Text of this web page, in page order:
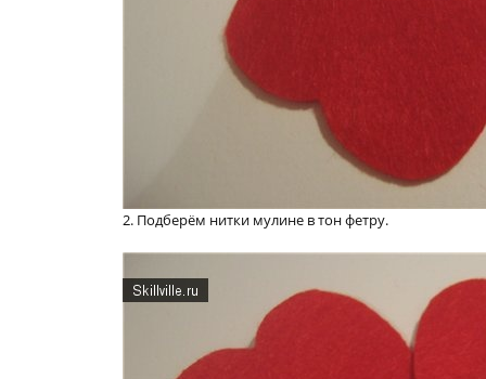
2. Подберём нитки мулине в тон фетру.